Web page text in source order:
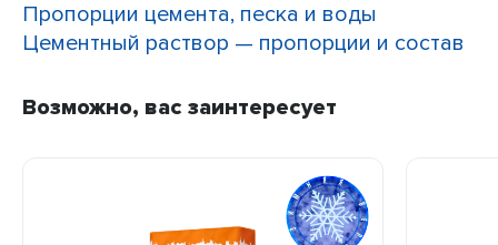
Пропорции цемента, песка и воды
Цементный раствор — пропорции и состав
Возможно, вас заинтересует